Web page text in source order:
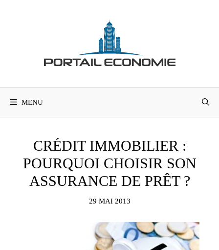
MENU
CRÉDIT IMMOBILIER :
POURQUOI CHOISIR SON
ASSURANCE DE PRÊT ?
29 MAI 2013